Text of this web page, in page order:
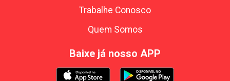
Trabalhe Conosco
Quem Somos
Baixe já nosso APP